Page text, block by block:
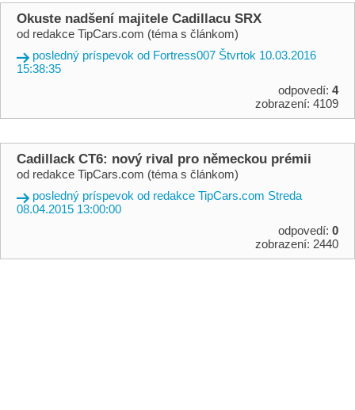
Okuste nadšení majitele Cadillacu SRX
od redakce TipCars.com (téma s článkom)
posledný príspevok od Fortress007 Štvrtok 10.03.2016
15:38:35
odpovedí: 4
zobrazení: 4109
Cadillack CT6: nový rival pro německou prémii
od redakce TipCars.com (téma s článkom)
posledný príspevok od redakce TipCars.com Streda
08.04.2015 13:00:00
odpovedí: 0
zobrazení: 2440